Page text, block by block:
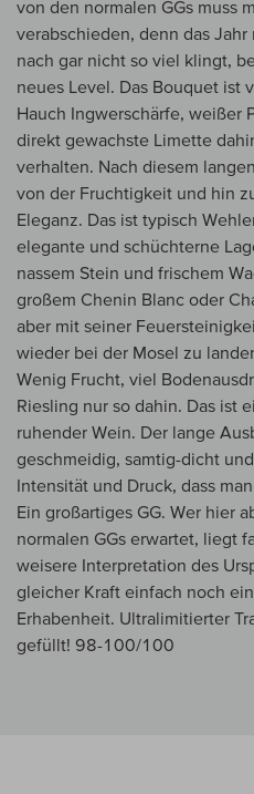
von den normalen GGs muss
verabschieden, denn das
nach gar nicht so viel klingt,
neues Level. Das Bouquet ist
Hauch Ingwerschärfe, weißer
direkt gewachste Limette
verhalten. Nach diesem
von der Fruchtigkeit und hin
Eleganz. Das ist typisch
elegante und schüchterne
nassem Stein und frischem
großem Chenin Blanc oder
aber mit seiner
wieder bei der Mosel zu
Wenig Frucht, viel
Riesling nur so dahin. Das ist
ruhender Wein. Der lange
geschmeidig, samtig-dicht
Intensität und Druck, dass
Ein großartiges GG. Wer hier
normalen GGs erwartet, liegt
weisere Interpretation des
gleicher Kraft einfach noch
Erhabenheit. Ultralimitierter
gefüllt! 98-100/100